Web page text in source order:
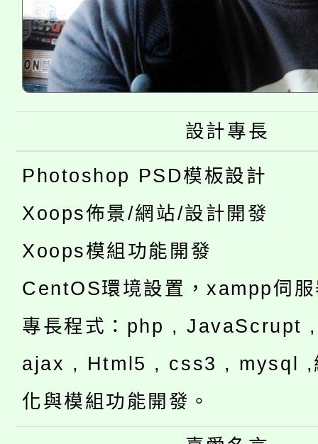
設計專長
Photoshop PSD模板設計
Xoops佈景/網站/設計開發
Xoops模組功能開發
CentOS環境設置，xampp伺
專長程式：php , JavaScrupt
ajax , Html5 , css3 , mysql ,
化與模組功能開發。